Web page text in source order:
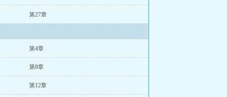
第27章
第4章
第8章
第12章